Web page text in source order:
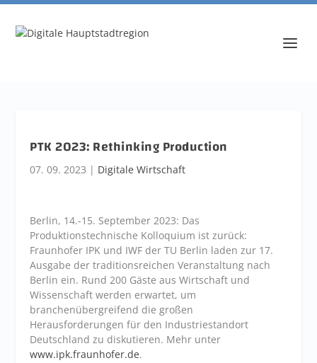
PTK 2023: Rethinking Production
07. 09. 2023 | Digitale Wirtschaft
Berlin, 14.-15. September 2023: Das
Produktionstechnische Kolloquium ist zurück:
Fraunhofer IPK und IWF der TU Berlin laden zur 17.
Ausgabe der traditionsreichen Veranstaltung nach
Berlin ein. Rund 200 Gäste aus Wirtschaft und
Wissenschaft werden erwartet, um
branchenübergreifend die großen
Herausforderungen für den Industriestandort
Deutschland zu diskutieren. Mehr unter
www.ipk.fraunhofer.de.